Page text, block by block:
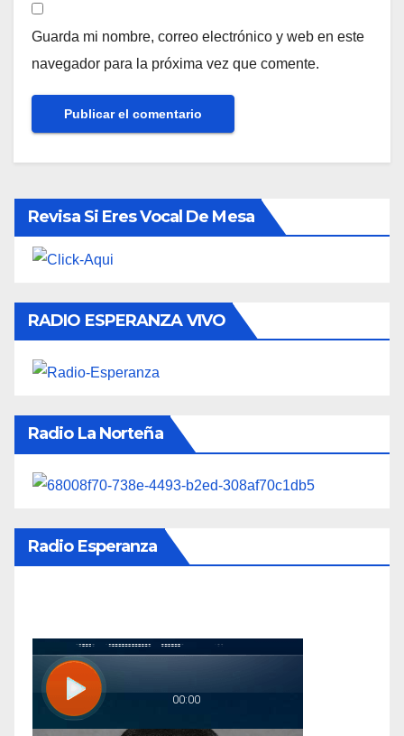
Guarda mi nombre, correo electrónico y web en este
navegador para la próxima vez que comente.
Revisa Si Eres Vocal De Mesa
RADIO ESPERANZA VIVO
Radio La Norteña
Radio Esperanza